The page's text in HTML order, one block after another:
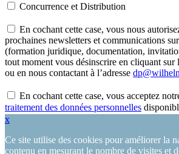
Concurrence et Distribution
En cochant cette case, vous nous
prochaines newsletters et communications
(formation juridique, documentation,
tout moment vous désinscrire en cliquant sur
ou en nous contactant à l’adresse
En cochant cette case, vous acceptez
traitement des données personnelles
x
Ce site utilise des cookies pour améliorer la
contenu en mesurant le nombre de visites et